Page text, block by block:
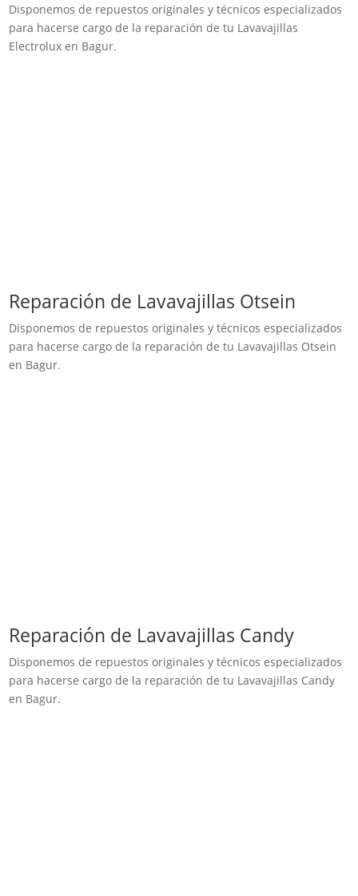
Disponemos de repuestos originales y técnicos especializados
para hacerse cargo de la reparación de tu Lavavajillas
Electrolux en Bagur.
Reparación de Lavavajillas Otsein
Disponemos de repuestos originales y técnicos especializados
para hacerse cargo de la reparación de tu Lavavajillas Otsein
en Bagur.
Reparación de Lavavajillas Candy
Disponemos de repuestos originales y técnicos especializados
para hacerse cargo de la reparación de tu Lavavajillas Candy
en Bagur.